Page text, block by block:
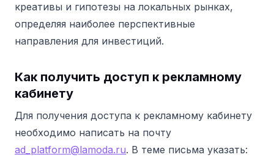
креативы и гипотезы на локальных рынках,
определяя наиболее перспективные
направления для инвестиций.
Как получить доступ к рекламному
кабинету
Для получения доступа к рекламному кабинету
необходимо написать на почту
ad_platform@lamoda.ru. В теме письма указать: